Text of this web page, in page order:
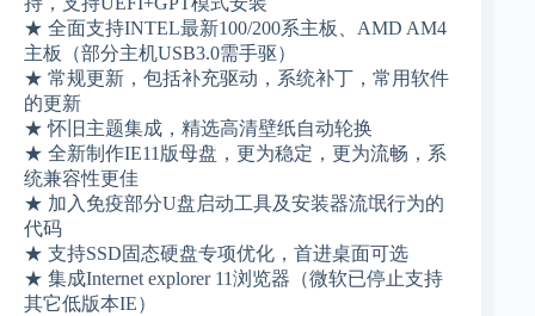
★ 全面支持INTEL最新100/200系主板、AMD AM4
主板（部分主机USB3.0需手驱）
★ 常规更新，包括补充驱动，系统补丁，常用软件
的更新
★ 怀旧主题集成，精选高清壁纸自动轮换
★ 全新制作IE11版母盘，更为稳定，更为流畅，系
统兼容性更佳
★ 加入免疫部分U盘启动工具及安装器流氓行为的
代码
★ 支持SSD固态硬盘专项优化，首进桌面可选
★ 集成Internet explorer 11浏览器（微软已停止支持
其它低版本IE）